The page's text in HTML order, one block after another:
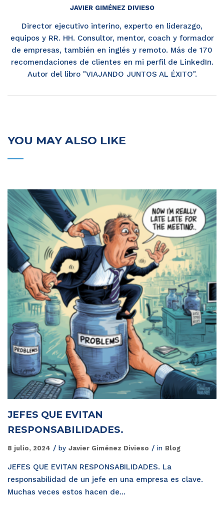
JAVIER GIMÉNEZ DIVIESO
Director ejecutivo interino, experto en liderazgo,
equipos y RR. HH. Consultor, mentor, coach y formador
de empresas, también en inglés y remoto. Más de 170
recomendaciones de clientes en mi perfil de LinkedIn.
Autor del libro "VIAJANDO JUNTOS AL ÉXITO".
YOU MAY ALSO LIKE
JEFES QUE EVITAN
RESPONSABILIDADES.
8 julio, 2024 by Javier Giménez Divieso in Blog
JEFES QUE EVITAN RESPONSABILIDADES. La
responsabilidad de un jefe en una empresa es clave.
Muchas veces estos hacen de...